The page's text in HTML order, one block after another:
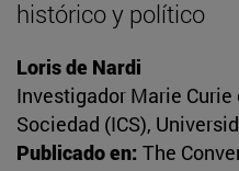
histórico y político
Loris de Nardi
Investigador Marie
Sociedad (ICS),
Publicado en: The